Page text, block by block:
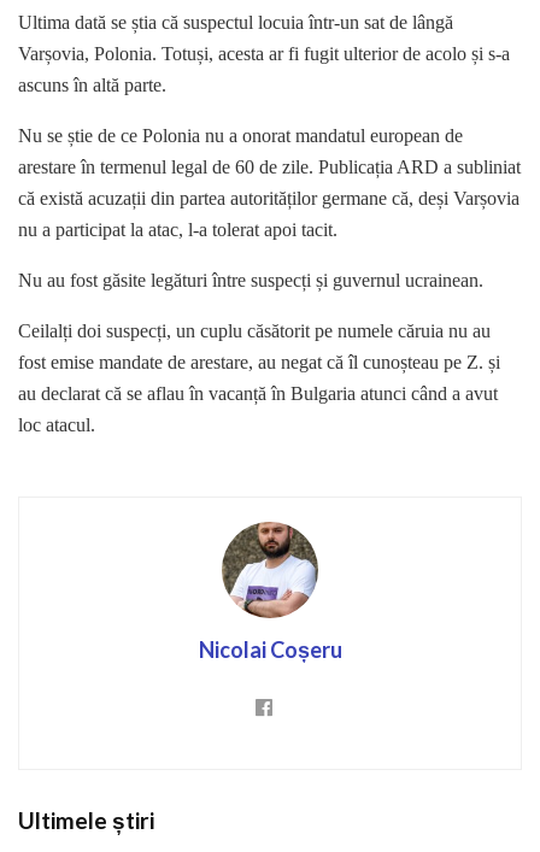
Ultima dată se știa că suspectul locuia într-un sat de lângă
Varșovia, Polonia. Totuși, acesta ar fi fugit ulterior de acolo și s-a
ascuns în altă parte.
Nu se știe de ce Polonia nu a onorat mandatul european de
arestare în termenul legal de 60 de zile. Publicația ARD a subliniat
că există acuzații din partea autorităților germane că, deși Varșovia
nu a participat la atac, l-a tolerat apoi tacit.
Nu au fost găsite legături între suspecți și guvernul ucrainean.
Ceilalți doi suspecți, un cuplu căsătorit pe numele căruia nu au
fost emise mandate de arestare, au negat că îl cunoșteau pe Z. și
au declarat că se aflau în vacanță în Bulgaria atunci când a avut
loc atacul.
Nicolai Coșeru
Ultimele știri